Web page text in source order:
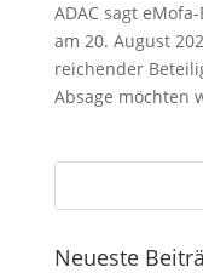
ADAC sagt
am 20. August
rei­chen­der
Absa­ge möch­ten
Neueste